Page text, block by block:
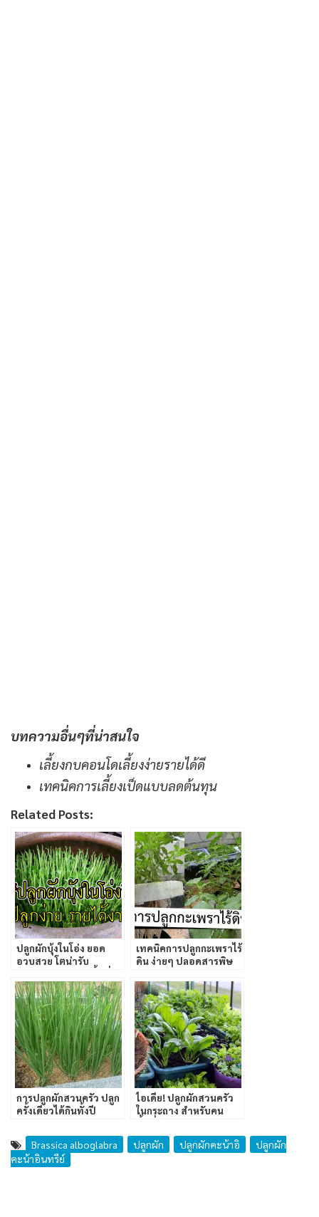
บทความอื่นๆที่น่าสนใจ
เลี้ยงกบคอนโดเลี้ยงง่ายรายได้ดี
เทคนิคการเลี้ยงเป็ดแบบลดต้นทุน
Related Posts:
ปลูกผักบุ้งในโอ่ง ยอด
อวบสวย โตน่ารับ
เทคนิคการปลูกกะเพราไร้
ดิน ง่ายๆ ปลอดสารพิษ
การปลูกผักสวนครัว ปลูก
ครั้งเดียวได้กินทั้งปี
ไอเดีย! ปลูกผักสวนครัว
ในกระถาง สำหรับคน
Brassica alboglabra ปลูกผัก ปลูกผักคะน้าอิ
ปลูกผัก
คะน้าอินทรีย์